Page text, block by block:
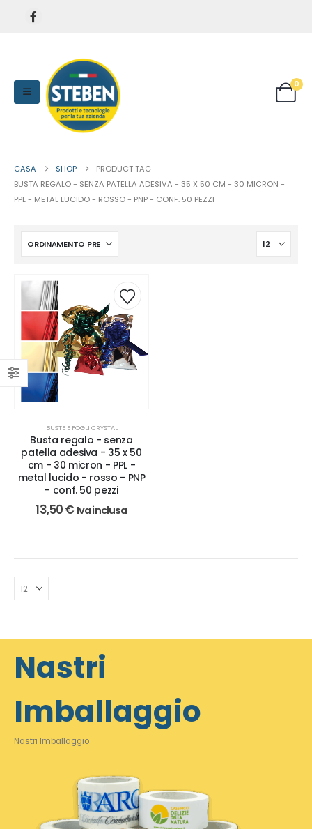
0
CASA SHOP
PRODUCT TAG -
BUSTA REGALO - SENZA PATELLA ADESIVA - 35 X 50 CM - 30 MICRON -
PPL - METAL LUCIDO - ROSSO - PNP - CONF. 50 PEZZI
BUSTE E FOGLI CRYSTAL
Busta regalo - senza
patella adesiva - 35 x 50
cm - 30 micron - PPL -
metal lucido - rosso - PNP
- conf. 50 pezzi
13,50€ Iva inclusa
Nastri
Imballaggio
Nastri Imballaggio